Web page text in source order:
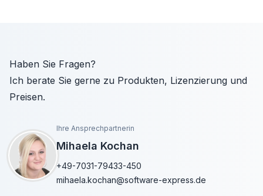
Haben Sie Fragen?
Ich berate Sie gerne zu Produkten, Lizenzierung und
Preisen.
Ihre Ansprechpartnerin
Mihaela Kochan
+49-7031-79433-450
mihaela.kochan@software-express.de